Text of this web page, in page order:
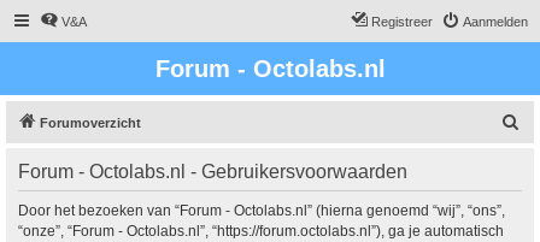
V&A Aanmelden
Registreer
Forum - Octolabs.nl
Forumoverzicht
Forum - Octolabs.nl - Gebruikersvoorwaarden
Door het bezoeken van “Forum - Octolabs.nl” (hierna genoemd “wij”, “ons”,
“onze”, “Forum - Octolabs.nl”, “https://forum.octolabs.nl”), ga je automatisch